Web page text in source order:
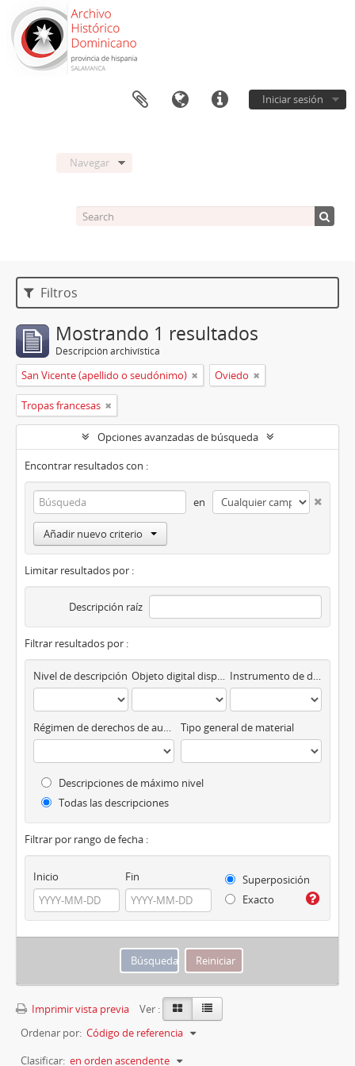
Iniciar sesión
Navegar
Filtros
Mostrando 1 resultados
Descripción archivística
San Vicente (apellido o seudónimo) Oviedo
Tropas francesas
Opciones avanzadas de búsqueda
Encontrar resultados con :
en
Añadir nuevo criterio
Limitar resultados por :
Descripción raíz
Filtrar resultados por :
Nivel de descripción Objeto digital disponibles Instrumento de descripción
Régimen de derechos de autor Tipo general de material
Descripciones de máximo nivel
Todas las descripciones
Filtrar por rango de fecha :
Inicio Fin
Superposición
Exacto
Imprimir vista previa
Ver :
Ordenar por: Código de referencia
Clasificar: en orden ascendente